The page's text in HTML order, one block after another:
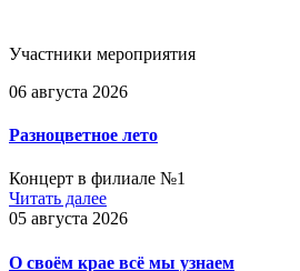
Участники мероприятия
06 августа 2026
Разноцветное лето
Концерт в филиале №1
Читать далее
05 августа 2026
О своём крае всё мы узнаем